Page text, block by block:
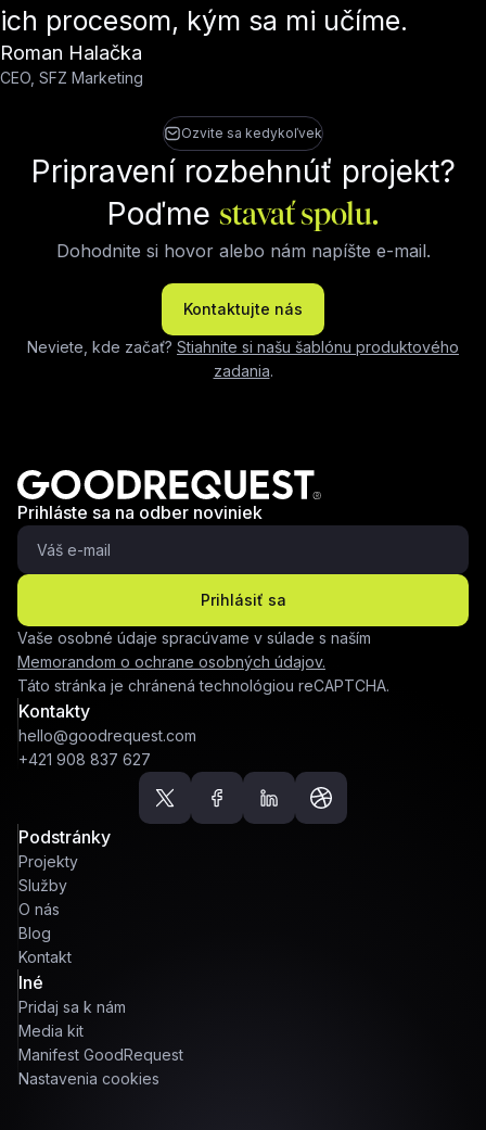
ich procesom, kým sa mi učíme.
Roman Halačka
CEO, SFZ Marketing
Ozvite sa kedykoľvek
Pripravení rozbehnúť projekt?
Poďmestavať spolu.
Dohodnite si hovor alebo nám napíšte e-mail.
Kontaktujte nás
Neviete, kde začať? Stiahnite si našu šablónu produktového
zadania.
Prihláste sa na odber noviniek
Prihlásiť sa
Vaše osobné údaje spracúvame v súlade s naším
Memorandom o ochrane osobných údajov.
Táto stránka je chránená technológiou reCAPTCHA.
Kontakty
hello@goodrequest.com
+421 908 837 627
Podstránky
Projekty
Služby
O nás
Blog
Kontakt
Iné
Pridaj sa k nám
Media kit
Manifest GoodRequest
Nastavenia cookies